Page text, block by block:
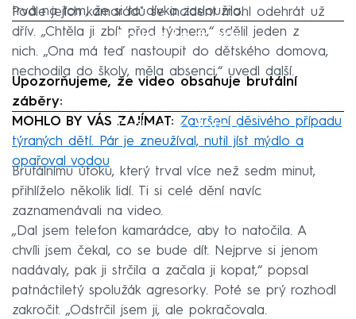
trvá na tom, že si to dívka zasloužila.
Failed to fetch
Podle jejích kamarádů se incident mohl odehrát už
dřív. „Chtěla ji zbít před týdnem,“ sdělil jeden z
nich. „Ona má teď nastoupit do dětského domova,
nechodila do školy, měla absenci,“ uvedl další.
Upozorňujeme, že video obsahuje brutální
záběry:
Failed to fetch
MOHLO BY VÁS ZAJÍMAT: Završení děsivého případu
týraných dětí. Pár je zneužíval, nutil jíst mýdlo a
opařoval vodou
Brutálnímu útoku, který trval více než sedm minut,
přihlíželo několik lidí. Ti si celé dění navíc
zaznamenávali na video.
„Dal jsem telefon kamarádce, aby to natočila. A
chvíli jsem čekal, co se bude dít. Nejprve si jenom
nadávaly, pak ji strčila a začala ji kopat,“ popsal
patnáctiletý spolužák agresorky. Poté se prý rozhodl
zakročit. „Odstrčil jsem ji, ale pokračovala.